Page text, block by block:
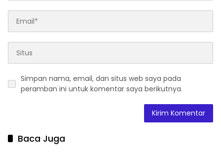
Simpan nama, email, dan situs web saya pada
peramban ini untuk komentar saya berikutnya.
Baca Juga